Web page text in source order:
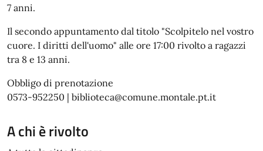
7 anni.
Il secondo appuntamento dal titolo "Scolpitelo nel vostro
cuore. I diritti dell'uomo" alle ore 17:00 rivolto a ragazzi
tra 8 e 13 anni.
Obbligo di prenotazione
0573-952250 | biblioteca@comune.montale.pt.it
A chi è rivolto